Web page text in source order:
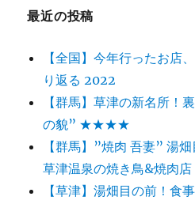
最近の投稿
【全国】今年行ったお店
り返る 2022
【群馬】草津の新名所！
の貌” ★★★★
【群馬】”焼肉 吾妻” 湯
草津温泉の焼き鳥&焼肉店
【草津】湯畑目の前！食